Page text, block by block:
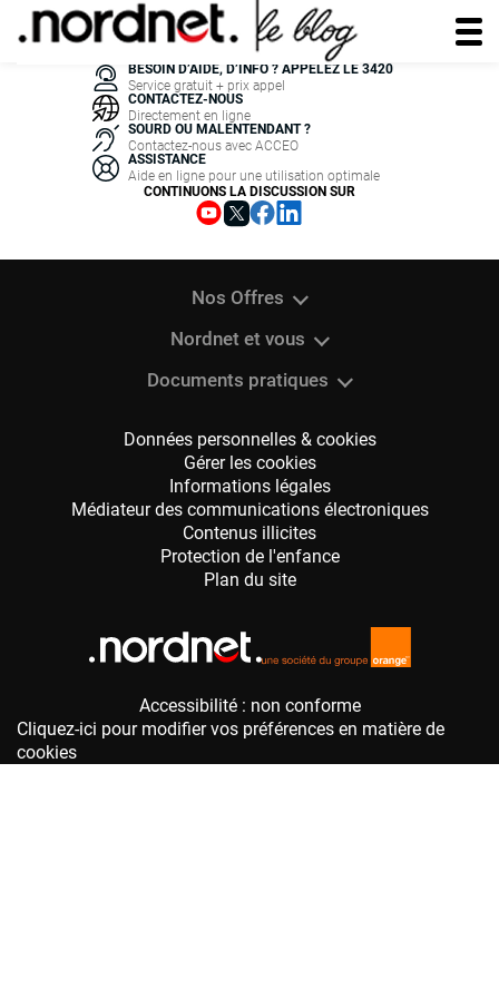
Accessibilité : non conforme
Cliquez-ici pour modifier vos préférences en matière de
cookies